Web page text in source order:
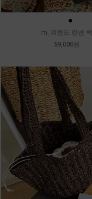
●
m_위켄드 린넨 백
59,000원